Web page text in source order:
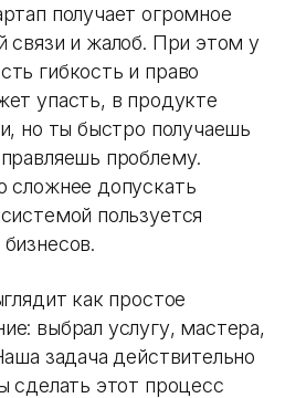
получает огромное
связи и жалоб. При этом у
гибкость и право
упасть, в продукте
но ты быстро получаешь
проблему.
сложнее допускать
пользуется
как простое
выбрал услугу, мастера,
задача действительно
сделать этот процесс